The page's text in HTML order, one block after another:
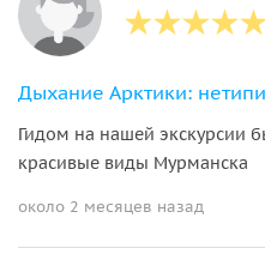
Гидом на нашей экскурсии
красивые виды Мурманска
около 2 месяцев назад